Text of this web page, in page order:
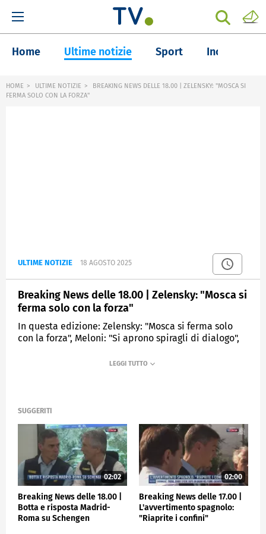
Home Ultime notizie Sport Inchieste
HOME ULTIME NOTIZIE
BREAKING NEWS DELLE 18.00 | ZELENSKY: "MOSCA SI
FERMA SOLO CON LA FORZA"
ULTIME NOTIZIE 18 AGOSTO 2025
Breaking News delle 18.00 | Zelensky: "Mosca si
ferma solo con la forza"
In questa edizione: Zelensky: "Mosca si ferma solo
con la forza", Meloni: "Si aprono spiragli di dialogo",
morto per il taser, Salento, turista muore colpito da
MEDIASET
SUGGERITI
02:02
Breaking News delle 18.00 |
Botta e risposta Madrid-
Roma su Schengen
02:00
Breaking News delle 17.00 |
L'avvertimento spagnolo:
"Riaprite i confini"